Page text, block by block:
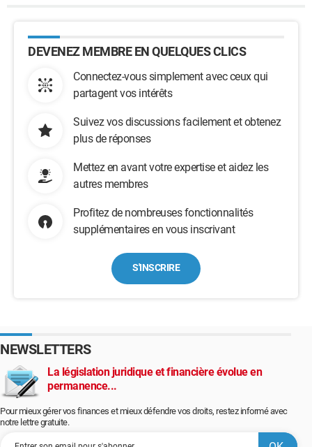
DEVENEZ MEMBRE EN QUELQUES CLICS
Connectez-vous simplement avec ceux qui
partagent vos intérêts
Suivez vos discussions facilement et obtenez
plus de réponses
Mettez en avant votre expertise et aidez les
autres membres
Profitez de nombreuses fonctionnalités
supplémentaires en vous inscrivant
S'INSCRIRE
NEWSLETTERS
La législation juridique et financière évolue en
permanence...
Pour mieux gérer vos finances et mieux défendre vos droits, restez informé avec
notre lettre gratuite.